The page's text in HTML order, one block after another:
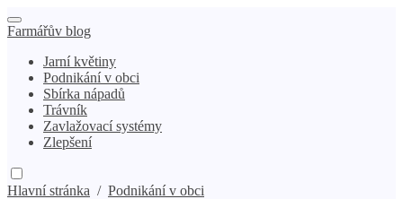
Farmářův blog
Jarní květiny
Podnikání v obci
Sbírka nápadů
Trávník
Zavlažovací systémy
Zlepšení
Hlavní stránka / Podnikání v obci